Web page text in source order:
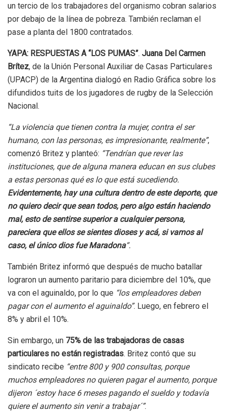
un tercio de los trabajadores del organismo cobran salarios
por debajo de la línea de pobreza. También reclaman el
pase a planta del 1800 contratados.
YAPA: RESPUESTAS A “LOS PUMAS”. Juana Del Carmen
Brítez, de la Unión Personal Auxiliar de Casas Particulares
(UPACP) de la Argentina dialogó en Radio Gráfica sobre los
difundidos tuits de los jugadores de rugby de la Selección
Nacional.
“La violencia que tienen contra la mujer, contra el ser
humano, con las personas, es impresionante, realmente”,
comenzó Britez y planteó: “Tendrían que rever las
instituciones, que de alguna manera educan en sus clubes
a estas personas qué es lo que está sucediendo.
Evidentemente, hay una cultura dentro de este deporte, que
no quiero decir que sean todos, pero algo están haciendo
mal, esto de sentirse superior a cualquier persona,
pareciera que ellos se sientes dioses y acá, si vamos al
caso, el único dios fue Maradona“.
También Britez informó que después de mucho batallar
lograron un aumento paritario para diciembre del 10%, que
va con el aguinaldo, por lo que “los empleadores deben
pagar con el aumento el aguinaldo”. Luego, en febrero el
8% y abril el 10%.
Sin embargo, un 75% de las trabajadoras de casas
particulares no están registradas. Britez contó que su
sindicato recibe “entre 800 y 900 consultas, porque
muchos empleadores no quieren pagar el aumento, porque
dijeron ´estoy hace 6 meses pagando el sueldo y todavía
quiere el aumento sin venir a trabajar´”.